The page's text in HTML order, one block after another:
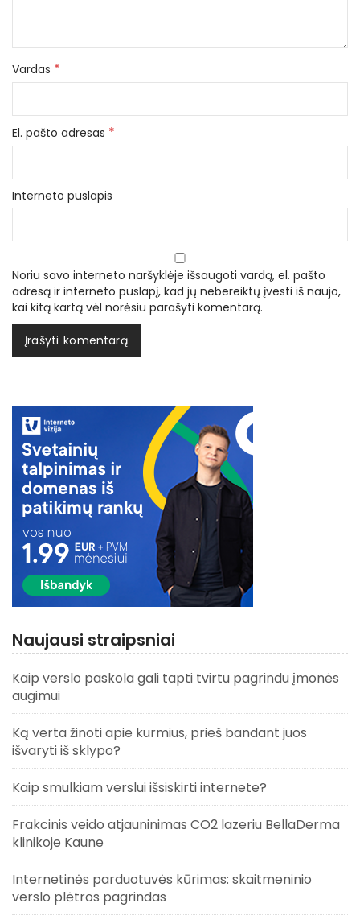
Vardas *
El. pašto adresas *
Interneto puslapis
Noriu savo interneto naršyklėje išsaugoti vardą, el. pašto
adresą ir interneto puslapį, kad jų nebereiktų įvesti iš naujo,
kai kitą kartą vėl norėsiu parašyti komentarą.
Naujausi straipsniai
Kaip verslo paskola gali tapti tvirtu pagrindu įmonės
augimui
Ką verta žinoti apie kurmius, prieš bandant juos
išvaryti iš sklypo?
Kaip smulkiam verslui išsiskirti internete?
Frakcinis veido atjauninimas CO2 lazeriu BellaDerma
klinikoje Kaune
Internetinės parduotuvės kūrimas: skaitmeninio
verslo plėtros pagrindas